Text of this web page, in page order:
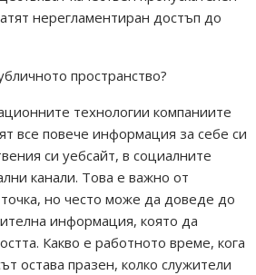
нерегламентиран достъп до
пространство?
технологии компаниите
все повече информация за себе си
си уебсайт, в социалните
канали. Това е важно от
но често може да доведе до
информация, която да
Какво е работното време, кога
остава празен, колко служители